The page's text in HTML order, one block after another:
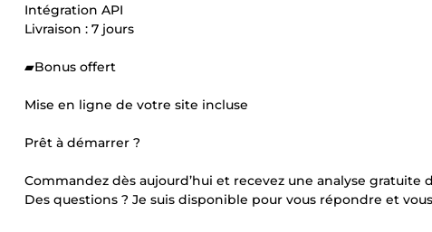
Intégration API
Livraison : 7 jours
▰Bonus offert
Mise en ligne de votre site incluse
Prêt à démarrer ?
Commandez dès aujourd’hui et recevez une analyse
Des questions ? Je suis disponible pour vous répondre et